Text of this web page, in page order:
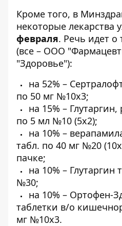
Кроме того, в
некоторые лекарства
февраля. Речь идет о
(все – ООО
"Здоровье"):
на 52% –
по 50 мг №10х3;
на 15% –
по 5 мл №10 (5х2);
на 10% –
табл. по 40 мг №20
пачке;
на 10% – Глутаргин
№30;
на 10% – Ортофен-
таблетки в/о
мг №10х3.